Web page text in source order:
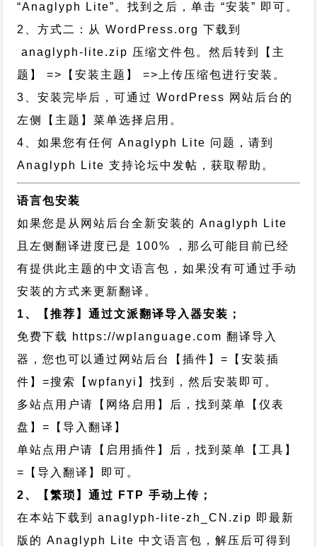
“Anaglyph Lite”。找到之后，单击 “安装” 即可。
2、方式二：从 WordPress.org 下载到
anaglyph-lite.zip 压缩文件包。然后转到【主
题】 =>【安装主题】 =>上传压缩包进行安装。
3、安装完毕后，可通过 WordPress 网站后台的
左侧【主题】菜单选择启用。
4、如果您有任何 Anaglyph Lite 问题，请到
Anaglyph Lite 支持论坛中发帖，获取帮助。
语言包安装
如果您是从网站后台全新安装的 Anaglyph Lite
且左侧翻译进度已是 100% ，那么可能目前已经
有提供此主题的中文语言包，如果没有可通过手动
安装的方式来更新翻译。
1、【推荐】通过文派翻译导入器安装；
免费下载 https://wplanguage.com 翻译导入
器，您也可以通过网站后台【插件】=【安装插
件】=搜索【wpfanyi】找到，然后安装即可。
多站点用户请【网络启用】后，找到菜单【仪表
盘】=【导入翻译】
单站点用户请【启用插件】后，找到菜单【工具】
=【导入翻译】即可。
2、【繁琐】通过 FTP 手动上传；
在本站下载到anaglyph-lite-zh_CN.zip 即最新
版的 Anaglyph Lite 中文语言包，解压后可得到